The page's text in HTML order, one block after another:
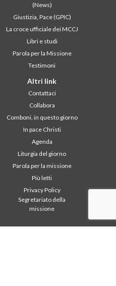
(News)
Giustizia, Pace (GPIC)
La croce ufficiale dei MCCJ
Libri e studi
Parola per la Missione
Testimoni
Altri link
Contattaci
Collabora
Comboni, in questo giorno
In pace Christi
Agenda
Liturgia del giorno
Parola per la missione
Più letti
Privacy Policy
Segretariato della
missione